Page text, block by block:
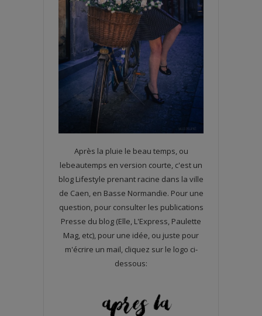
Après la pluie le beau temps, ou
lebeautemps en version courte, c'est un
blog Lifestyle prenant racine dans la ville
de Caen, en Basse Normandie. Pour une
question, pour consulter les publications
Presse du blog (Elle, L'Express, Paulette
Mag, etc), pour une idée, ou juste pour
m'écrire un mail, cliquez sur le logo ci-
dessous: